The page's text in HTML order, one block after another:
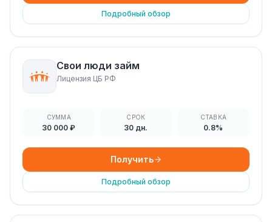
Подробный обзор
Свои люди займ
Лицензия ЦБ РФ
СУММА
30 000 ₽
СРОК
30 дн.
СТАВКА
0.8%
Получить
Подробный обзор